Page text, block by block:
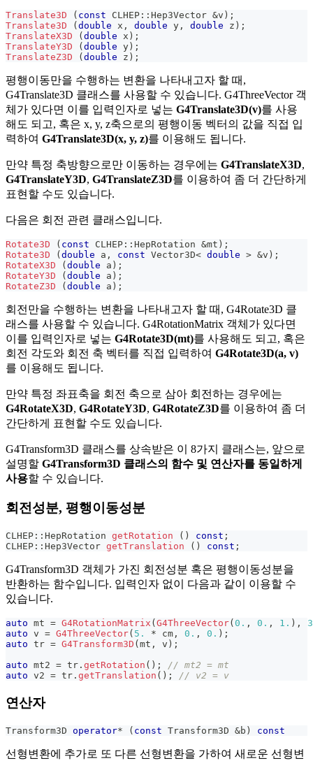
Translate3D ( const CLHEP :: Hep3Vector &v ) ;
Translate3D
( double x , double y , double z ) ;
TranslateX3D
( double x ) ;
TranslateY3D
( double y ) ;
TranslateZ3D
( double z ) ;
평행이동만을 수행하는 변환을 나타내고자 할 때,
G4Translate3D 클래스를 사용할 수 있습니다. G4ThreeVector 객
체가 있다면 이를 입력인자로 넣는 G4Translate3D(v)를 사용
해도 되고, 혹은 x, y, z축으로의 평행이동 벡터의 값을 직접 입
력하여 G4Translate3D(x, y, z)를 이용해도 됩니다.
만약 특정 축방향으로만 이동하는 경우에는 G4TranslateX3D,
G4TranslateY3D, G4TranslateZ3D를 이용하여 좀 더 간단하게
표현할 수도 있습니다.
다음은 회전 관련 클래스입니다.
Rotate3D ( const CLHEP :: HepRotation &mt ) ;
Rotate3D
( double a , const Vector3D< double > &v ) ;
RotateX3D
( double a ) ;
RotateY3D
( double a ) ;
RotateZ3D
( double a ) ;
회전만을 수행하는 변환을 나타내고자 할 때, G4Rotate3D 클
래스를 사용할 수 있습니다. G4RotationMatrix 객체가 있다면
이를 입력인자로 넣는 G4Rotate3D(mt)를 사용해도 되고, 혹은
회전 각도와 회전 축 벡터를 직접 입력하여 G4Rotate3D(a, v)
를 이용해도 됩니다.
만약 특정 좌표축을 회전 축으로 삼아 회전하는 경우에는
G4RotateX3D, G4RotateY3D, G4RotateZ3D를 이용하여 좀 더
간단하게 표현할 수도 있습니다.
G4Transform3D 클래스를 상속받은 이 8가지 클래스는, 앞으로
설명할 G4Transform3D 클래스의 함수 및 연산자를 동일하게
사용할 수 있습니다.
회전성분, 평행이동성분
CLHEP :: HepRotation getRotation ( ) const ;
CLHEP :: Hep3Vector getTranslation ( ) const ;
G4Transform3D 객체가 가진 회전성분 혹은 평행이동성분을
반환하는 함수입니다. 입력인자 없이 다음과 같이 이용할 수
있습니다.
auto mt = G4RotationMatrix ( G4ThreeVector( 0. , 0. , 1. ) ,
auto v = G4ThreeVector( 5. * cm , 0. , 0. ) ;
auto tr = G4Transform3D ( mt , v ) ;
auto mt2 = tr . getRotation ( ) ;
// mt2 = mt
auto v2 = tr . getTranslation ( ) ; // v2 = v
연산자
Transform3D operator* ( const Transform3D &b ) const
선형변환에 추가로 또 다른 선형변환을 가하여 새로운 선형변